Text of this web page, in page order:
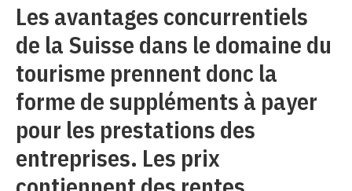
Les avantages concurrentiels
de la Suisse dans le domaine du
tourisme prennent donc la
forme de suppléments à payer
pour les prestations des
entreprises. Les prix